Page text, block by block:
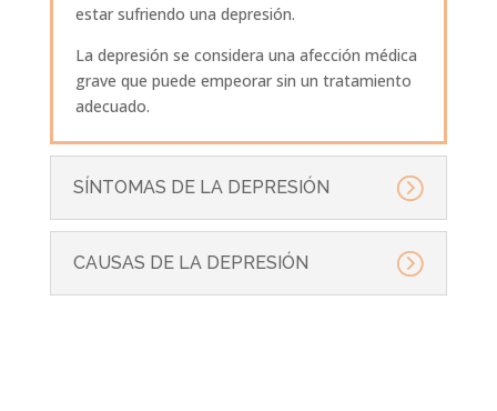
estar sufriendo una depresión.
La depresión se considera una afección médica
grave que puede empeorar sin un tratamiento
adecuado.
SÍNTOMAS DE LA DEPRESIÓN
CAUSAS DE LA DEPRESIÓN